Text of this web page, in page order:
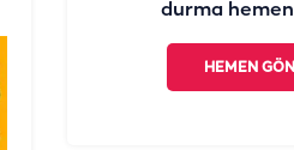
durma hemen
HEMEN